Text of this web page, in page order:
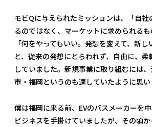
モビQに与えられたミッションは、「自社
るのではなく、マーケットに求められるも
「何をやってもいい。発想を変えて、新し
と、従来の発想にとらわれず、自由に、
していました。新規事業に取り組むには
市・福岡というのも適していたように思い
僕は福岡に来る前、EVのバスメーカーを
ビジネスを手掛けていましたが、その頃